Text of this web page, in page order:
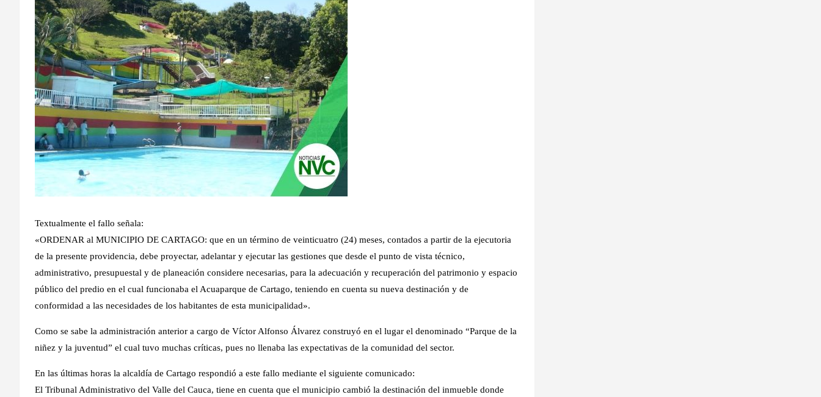
Textualmente el fallo señala:
«ORDENAR al MUNICIPIO DE CARTAGO: que en un término de veinticuatro (24) meses, contados a partir de la ejecutoria
de la presente providencia, debe proyectar, adelantar y ejecutar las gestiones que desde el punto de vista técnico,
administrativo, presupuestal y de planeación considere necesarias, para la adecuación y recuperación del patrimonio y espacio
público del predio en el cual funcionaba el Acuaparque de Cartago, teniendo en cuenta su nueva destinación y de
conformidad a las necesidades de los habitantes de esta municipalidad».
Como se sabe la administración anterior a cargo de Víctor Alfonso Álvarez construyó en el lugar el denominado “Parque de la
niñez y la juventud” el cual tuvo muchas críticas, pues no llenaba las expectativas de la comunidad del sector.
En las últimas horas la alcaldía de Cartago respondió a este fallo mediante el siguiente comunicado:
El Tribunal Administrativo del Valle del Cauca, tiene en cuenta que el municipio cambió la destinación del inmueble donde